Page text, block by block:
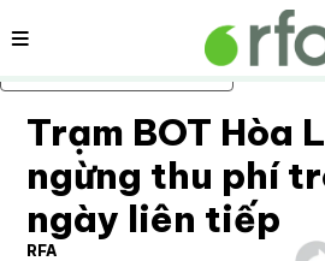
Bỏ qua nội dung chính
Nội dung
Trạm BOT Hòa
ngừng thu phí
ngày liên tiếp
RFA